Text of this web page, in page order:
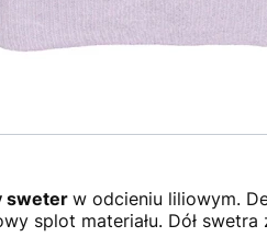
sweter w odcieniu liliowym.
splot materiału. Dół